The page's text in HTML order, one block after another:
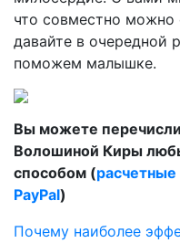
что совместно можно
давайте в очередной
поможем малышке.
Вы можете
Волошиной Киры
способом (
PayPal)
Почему наиболее